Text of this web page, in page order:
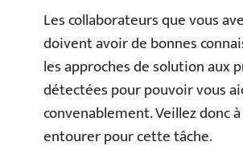
Les collaborateurs que vous
doivent avoir de bonnes
les approches de solution aux
détectées pour pouvoir vous
convenablement. Veillez donc
entourer pour cette tâche.